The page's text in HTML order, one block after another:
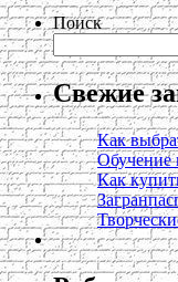
Поиск
Свежие
Как
Обучение
Как